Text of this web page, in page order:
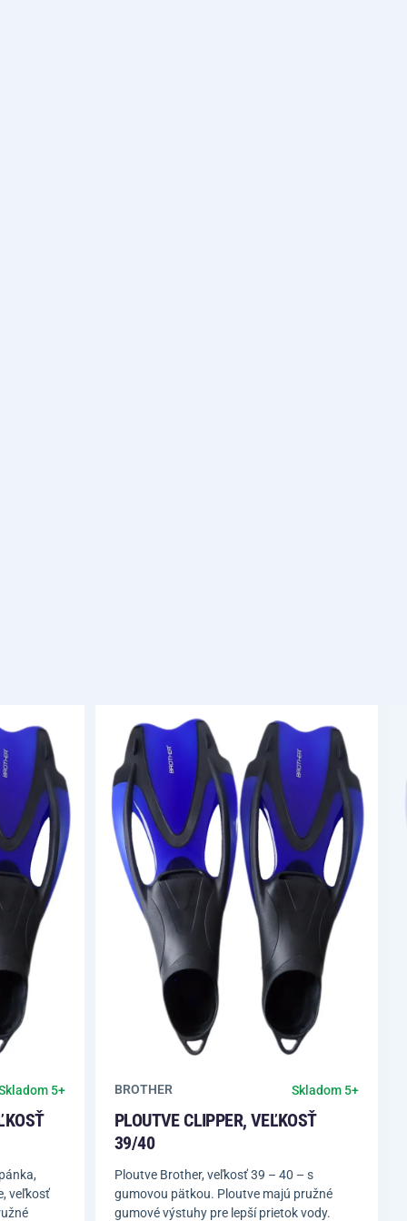
5+
veľkosť
BROTHER Skladom 5+
PLOUTVE CLIPPER, VEĽKOSŤ
39/40
Ploutve Brother, veľkosť 39 – 40 – s
gumovou pätkou. Ploutve majú pružné
gumové výstuhy pre lepší prietok vody.